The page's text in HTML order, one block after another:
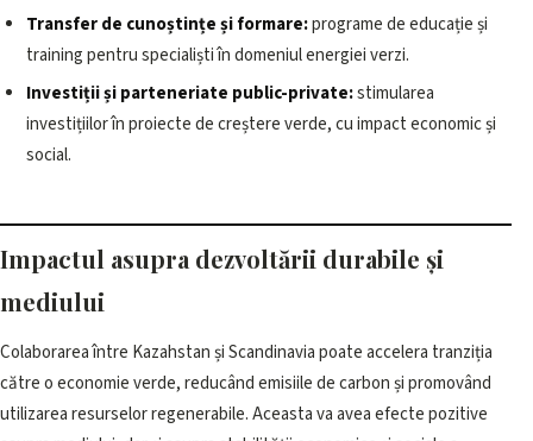
Transfer de cunoștințe și formare:programe de educație și
training pentru specialiști în domeniul energiei verzi.
Investiții și parteneriate public-private:stimularea
investițiilor în proiecte de creștere verde, cu impact economic și
social.
Impactul asupra dezvoltării durabile și
mediului
Colaborarea între Kazahstan și Scandinavia poate accelera tranziția
către o economie verde, reducând emisiile de carbon și promovând
utilizarea resurselor regenerabile. Aceasta va avea efecte pozitive